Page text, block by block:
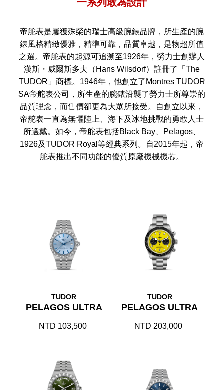
帝舵表是屢獲殊榮的瑞士高級腕錶品牌，所生產的腕
錶風格精緻優雅，精準可靠，品質卓越，是物超所值
之選。帝舵表的起源可追溯至1926年，勞力士創辦人
漢斯・威爾斯多夫（Hans Wilsdorf）註冊了「The
TUDOR」商標。1946年，他創立了Montres TUDOR
SA帝舵表公司，所生產的腕錶沿襲了勞力士所尊崇的
品質理念，而售價卻更為大眾所接受。自創立以來，
帝舵表一直為無懼陸上、海下及冰地挑戰的勇敢人士
所選戴。如今，帝舵表包括Black Bay、Pelagos、
1926及TUDOR Royal等經典系列。自2015年起，帝
舵表推出不同功能的優質原廠機械機芯。
TUDOR
PELAGOS ULTRA
NTD 103,500
TUDOR
PELAGOS ULTRA
NTD 203,000